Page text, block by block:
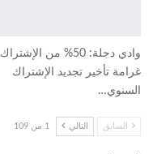
وادي دجلة: 50% من الإشتراك
غرامة تأخير تجديد الإشتراك
السنوي…
السابق التالي 1 من 109